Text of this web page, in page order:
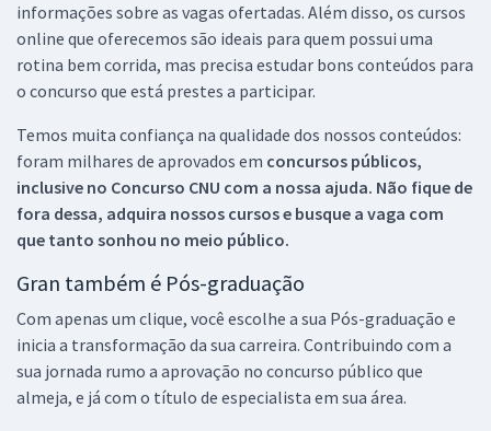
informações sobre as vagas ofertadas. Além disso, os cursos
online que oferecemos são ideais para quem possui uma
rotina bem corrida, mas precisa estudar bons conteúdos para
o concurso que está prestes a participar.
Temos muita confiança na qualidade dos nossos conteúdos:
foram milhares de aprovados em concursos públicos,
inclusive no Concurso CNU com a nossa ajuda. Não fique de
fora dessa, adquira nossos cursos e busque a vaga com
que tanto sonhou no meio público.
Gran também é Pós-graduação
Com apenas um clique, você escolhe a sua Pós-graduação e
inicia a transformação da sua carreira. Contribuindo com a
sua jornada rumo a aprovação no concurso público que
almeja, e já com o título de especialista em sua área.